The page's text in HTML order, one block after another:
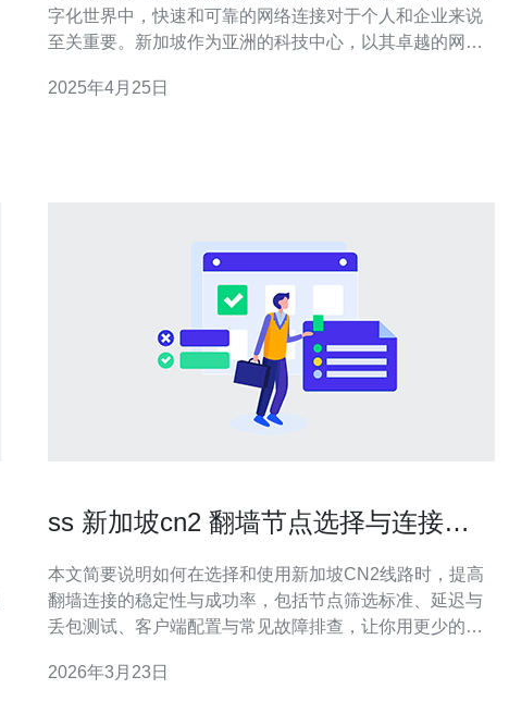
字化世界中，快速和可靠的网络连接对于个人和企业来说
至关重要。新加坡作为亚洲的科技中心，以其卓越的网络
疑是亚洲最快速、最可靠的网络连接之一。 CN2新加坡是
2025年4月25日
ss 新加坡cn2 翻墙节点选择与连接成
本文简要说明如何在选择和使用新加坡CN2线路时，提高
翻墙连接的稳定性与成功率，包括节点筛选标准、延迟与
丢包测试、客户端配置与常见故障排查，让你用更少的尝
准备三到五个备选节点：主节点 + 2–4 个备用。选择时把
2026年3月23日